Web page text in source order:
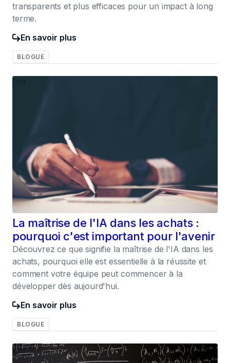
transparents et plus efficaces pour un impact à long
terme.
En savoir plus
BLOGUE
La maîtrise de l'IA dans les achats :
pourquoi c'est important pour l'avenir
Découvrez ce que signifie la maîtrise de l'IA dans les
achats, pourquoi elle est essentielle à la réussite et
comment votre équipe peut commencer à la
développer dès aujourd'hui.
En savoir plus
BLOGUE
018